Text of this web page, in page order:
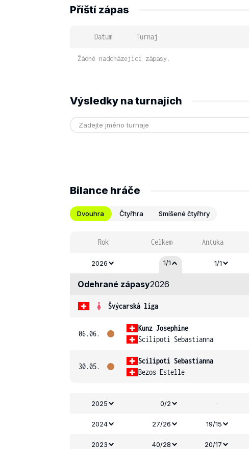
Příští zápas
Datum Turnaj
Žádné nadcházející zápasy.
Výsledky na turnajích
Bilance hráče
Dvouhra Čtyřhra Smíšené čtyřhry
Rok Celkem Antuka
2026 1/1 1/1
Odehrané zápasy2026
Švýcarská liga
06.06.
Kunz Josephine
Scilipoti Sebastianna
30.05.
Scilipoti Sebastianna
Bezos Estelle
2025 0/2 -
2024 27/26 19/15
2023 40/28 20/17